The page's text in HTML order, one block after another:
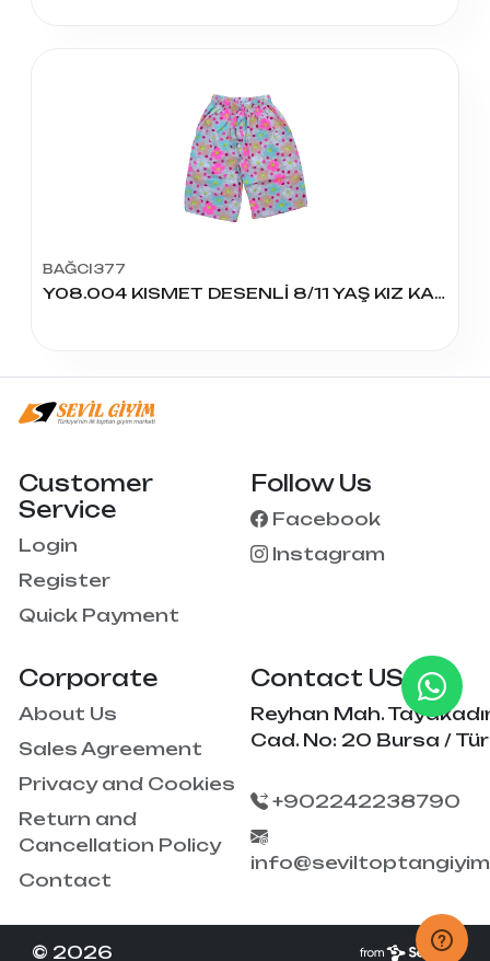
BAĞCI377
Y08.004 KISMET DESENLİ 8/11 YAŞ KIZ KAPRİ
Corporate
About Us
Sales Agreement
Privacy and Cookies
Return and
Cancellation Policy
Contact
Customer
Service
Login
Register
Quick Payment
Follow Us
Facebook
Instagram
Contact US
Reyhan Mah.
Cad. No: 20 Bursa /
+902242238790
© 2026